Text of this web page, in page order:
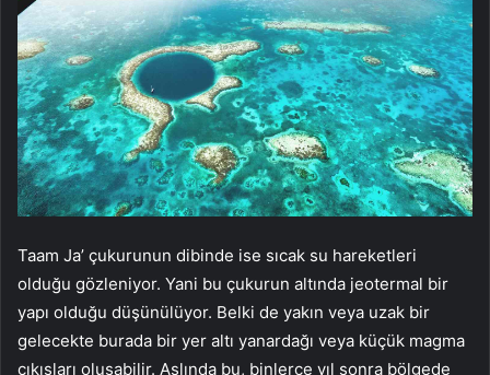
Taam Ja’ çukurunun dibinde ise sıcak su hareketleri
olduğu gözleniyor. Yani bu çukurun altında jeotermal bir
yapı olduğu düşünülüyor. Belki de yakın veya uzak bir
gelecekte burada bir yer altı yanardağı veya küçük magma
çıkışları oluşabilir. Aslında bu, binlerce yıl sonra bölgede